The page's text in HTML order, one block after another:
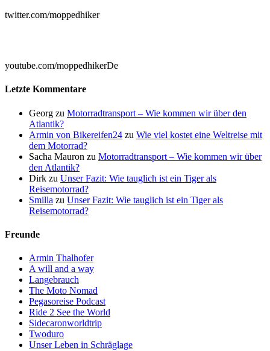
twitter.com/moppedhiker
youtube.com/moppedhikerDe
Letzte Kommentare
Georg zu Motorradtransport – Wie kommen wir über den
Atlantik?
Armin von Bikereifen24 zu Wie viel kostet eine Weltreise mit
dem Motorrad?
Sacha Mauron zu Motorradtransport – Wie kommen wir über
den Atlantik?
Dirk zu Unser Fazit: Wie tauglich ist ein Tiger als
Reisemotorrad?
Smilla zu Unser Fazit: Wie tauglich ist ein Tiger als
Reisemotorrad?
Freunde
Armin Thalhofer
A will and a way
Langebrauch
The Moto Nomad
Pegasoreise Podcast
Ride 2 See the World
Sidecaronworldtrip
Twoduro
Unser Leben in Schräglage